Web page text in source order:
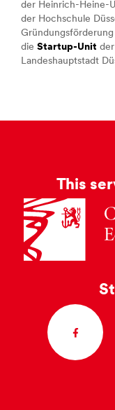
der Heinrich-Heine-
der Hochschule
die Startup-Unit
Landeshauptstadt
This